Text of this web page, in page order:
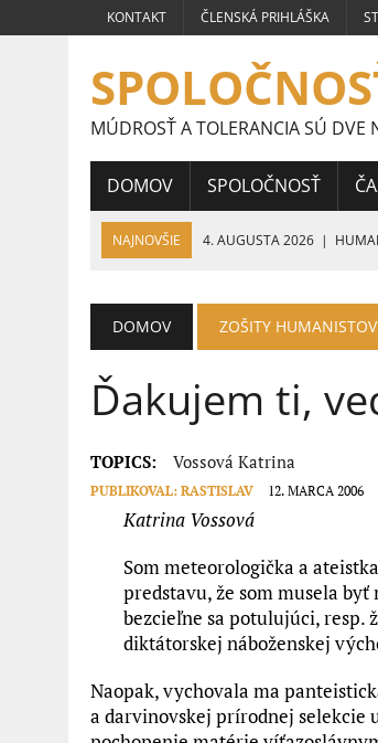
KONTAKT ČLENSKÁ PRIHLÁŠKA
MÚDROSŤ A TOLERANCIA SÚ DVE
DOMOV SPOLOČNOSŤ
NAJNOVŠIE 4. AUGUSTA 2026 |
16. JÚLA 2026 | VÍŤAZNÉ PRÁCE
9. JÚLA 2026
|
VÍŤAZNÉ PRÁCE
| VEĽVYSLANKYŇA
DOMOV ZOŠITY HUMANISTOV
Ďakujem ti,
TOPICS: Vossová Katrina
PUBLIKOVAL: RASTISLAV 12. MARCA 2006
Katrina Vossová
Som meteorologička a
predstavu, že som musela
bezcieľne sa potulujúci, resp.
diktátorskej náboženskej
Naopak, vychovala ma
a darvinovskej prírodnej selekcie